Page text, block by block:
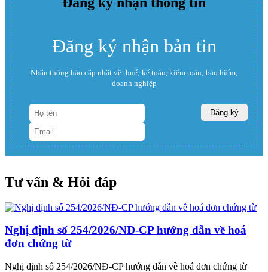
Đăng ký nhận bản tin
Nhận thông báo cập nhật về thuế; kế toán, kiểm toán; bảo hiểm;
doanh nghiệp
Tư vấn & Hỏi đáp
Nghị định số 254/2026/NĐ-CP hướng dẫn về hoá
đơn chứng từ
Nghị định số 254/2026/NĐ-CP hướng dẫn về hoá đơn chứng từ